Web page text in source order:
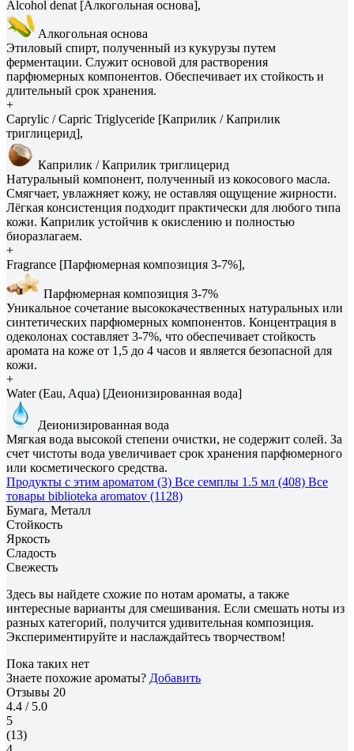
Alcohol denat [Алкогольная основа],
Алкогольная основа
Этиловый спирт, полученный из кукурузы путем
ферментации. Служит основой для растворения
парфюмерных компонентов. Обеспечивает их стойкость и
длительный срок хранения.
+
Caprylic / Capric Triglyceride [Каприлик / Каприлик
триглицерид],
Каприлик / Каприлик триглицерид
Натуральный компонент, полученный из кокосового масла.
Смягчает, увлажняет кожу, не оставляя ощущение жирности.
Лёгкая консистенция подходит практически для любого типа
кожи. Каприлик устойчив к окислению и полностью
биоразлагаем.
+
Fragrance [Парфюмерная композиция 3-7%],
Парфюмерная композиция 3-7%
Уникальное сочетание высококачественных натуральных или
синтетических парфюмерных компонентов. Концентрация в
одеколонах составляет 3-7%, что обеспечивает стойкость
аромата на коже от 1,5 до 4 часов и является безопасной для
кожи.
+
Water (Eau, Aqua) [Деионизированная вода]
Деионизированная вода
Мягкая вода высокой степени очистки, не содержит солей. За
счет чистоты вода увеличивает срок хранения парфюмерного
или косметического средства.
Продукты с этим ароматом (3) Все семплы 1.5 мл (408) Все
товары biblioteka aromatov (1128)
Бумага, Металл
Стойкость
Яркость
Сладость
Свежесть
Здесь вы найдете схожие по нотам ароматы, а также
интересные варианты для смешивания. Если смешать ноты из
разных категорий, получится удивительная композиция.
Экспериментируйте и наслаждайтесь творчеством!
Пока таких нет
Знаете похожие ароматы? Добавить
Отзывы 20
4.4 / 5.0
5
(13)